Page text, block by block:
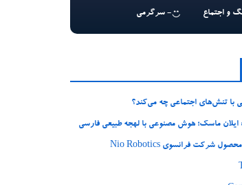
و اجتماع - سرگرمی
تنش‌های اجتماعی چه می‌کند؟
ایلان ماسک؛ هوش مصنوعی با لهجه طبیعی فارسی